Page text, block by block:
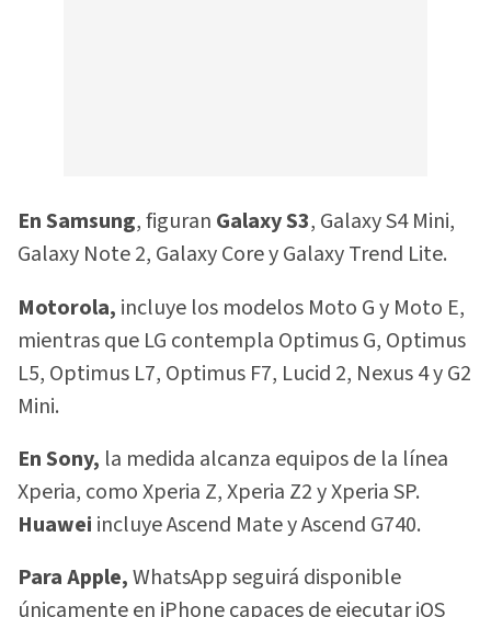
En Samsung, figuran Galaxy S3, Galaxy S4 Mini,
Galaxy Note 2, Galaxy Core y Galaxy Trend Lite.
Motorola, incluye los modelos Moto G y Moto E,
mientras que LG contempla Optimus G, Optimus
L5, Optimus L7, Optimus F7, Lucid 2, Nexus 4 y G2
Mini.
En Sony, la medida alcanza equipos de la línea
Xperia, como Xperia Z, Xperia Z2 y Xperia SP.
Huawei incluye Ascend Mate y Ascend G740.
Para Apple,WhatsApp seguirá disponible
únicamente en iPhone capaces de ejecutar iOS